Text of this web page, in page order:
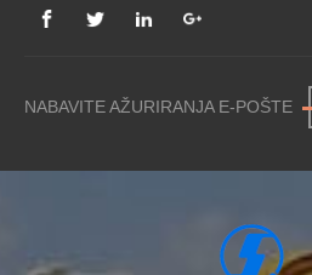
NABAVITE AŽURIRANJA E-POŠTE